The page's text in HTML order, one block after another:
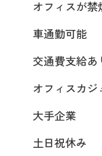
オフィスが禁
車通勤可能
交通費支給あ
オフィスカジ
大手企業
土日祝休み